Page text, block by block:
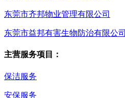
东莞市齐邦物业管理有限公司
东莞市益邦有害生物防治有限公司
主营服务项目：
保洁服务
安保服务